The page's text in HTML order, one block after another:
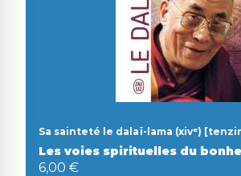
Sa sainteté le dalaï-lama (xivᵉ)
Les voies spirituelles du
6,00 €